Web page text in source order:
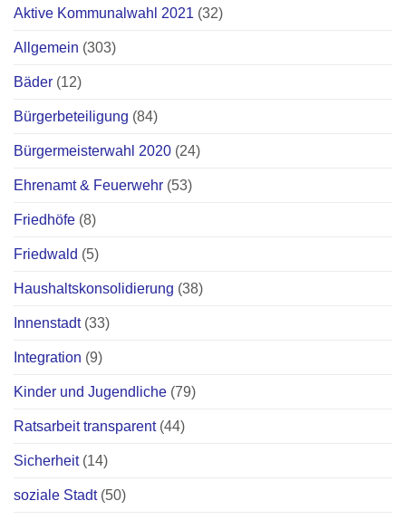
Aktive Kommunalwahl 2021 (32)
Allgemein (303)
Bäder (12)
Bürgerbeteiligung (84)
Bürgermeisterwahl 2020 (24)
Ehrenamt & Feuerwehr (53)
Friedhöfe (8)
Friedwald (5)
Haushaltskonsolidierung (38)
Innenstadt(33)
Integration (9)
Kinder und Jugendliche (79)
Ratsarbeit transparent(44)
Sicherheit(14)
soziale Stadt(50)